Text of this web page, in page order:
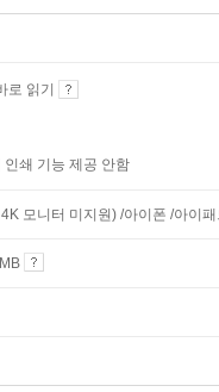
로 읽기
인쇄 기능 제공 안함
모니터 미지원) /아이폰 /아이